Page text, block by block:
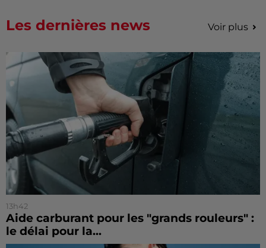
Les dernières news Voir plus
13h42
Aide carburant pour les "grands rouleurs" :
le délai pour la...